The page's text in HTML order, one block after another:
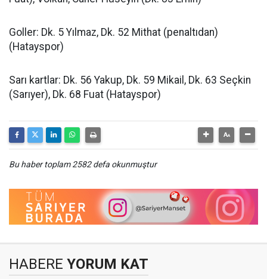
Goller: Dk. 5 Yılmaz, Dk. 52 Mithat (penaltıdan)
(Hatayspor)
Sarı kartlar: Dk. 56 Yakup, Dk. 59 Mikail, Dk. 63 Seçkin
(Sarıyer), Dk. 68 Fuat (Hatayspor)
Bu haber toplam 2582 defa okunmuştur
HABERE YORUM KAT